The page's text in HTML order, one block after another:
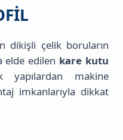
dikişli çelik boruların
elde edilen kare kutu
makine
imkanlarıyla dikkat